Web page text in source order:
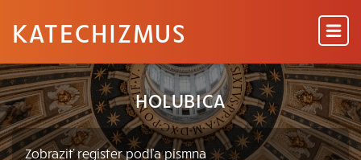
KATECHIZMUS
HOLUBICA